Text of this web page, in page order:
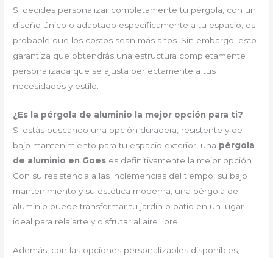
Si decides personalizar completamente tu pérgola, con un
diseño único o adaptado específicamente a tu espacio, es
probable que los costos sean más altos. Sin embargo, esto
garantiza que obtendrás una estructura completamente
personalizada que se ajusta perfectamente a tus
necesidades y estilo.
¿Es la pérgola de aluminio la mejor opción para ti?
Si estás buscando una opción duradera, resistente y de
bajo mantenimiento para tu espacio exterior, una pérgola
de aluminio en Goes es definitivamente la mejor opción.
Con su resistencia a las inclemencias del tiempo, su bajo
mantenimiento y su estética moderna, una pérgola de
aluminio puede transformar tu jardín o patio en un lugar
ideal para relajarte y disfrutar al aire libre.
Además, con las opciones personalizables disponibles,